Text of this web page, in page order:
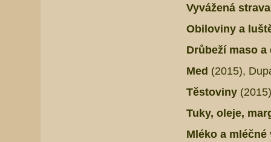
Vyvážená
Obiloviny a
Drůbeží maso
Med (2015),
Těstoviny
Tuky, oleje,
Mléko a